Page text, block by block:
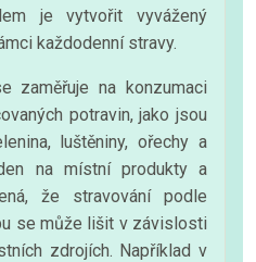
je vytvořit vyvážený
každodenní stravy.
zaměřuje na konzumaci
potravin, jako jsou
luštěniny, ořechy a
na místní produkty a
že stravování podle
se může lišit v závislosti
zdrojích. Například v